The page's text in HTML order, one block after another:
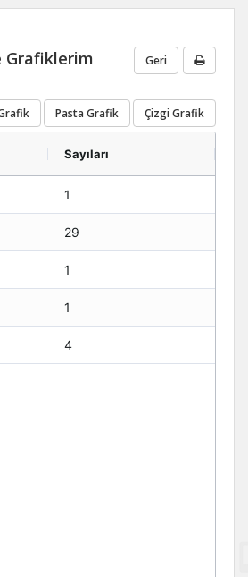
Grafiklerim Geri
Pasta Grafik Çizgi Grafik
Sayıları
1
29
1
1
4